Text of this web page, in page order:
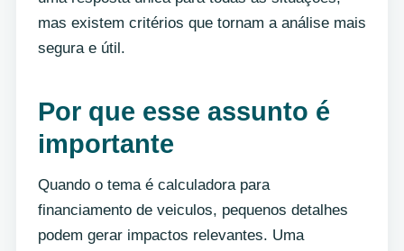
mas existem critérios que tornam a análise mais
segura e útil.
Por que esse assunto é
importante
Quando o tema é calculadora para
financiamento de veiculos, pequenos detalhes
podem gerar impactos relevantes. Uma